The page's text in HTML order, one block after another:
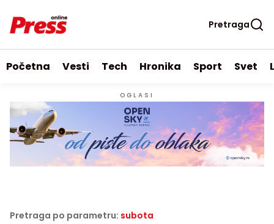
Pretraga
Početna Vesti Tech Hronika Sport Svet
OGLASI
Pretraga po parametru: subota